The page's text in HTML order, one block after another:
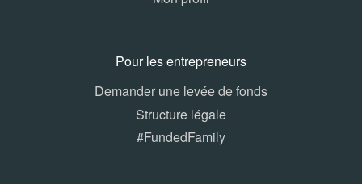
Pour les entrepreneurs
Demander une levée de fonds
Structure légale
#FundedFamily